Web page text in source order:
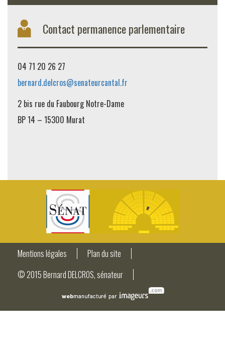
Contact permanence parlementaire
04 71 20 26 27
bernard.delcros@senateurcantal.fr
2 bis rue du Faubourg Notre-Dame
BP 14 – 15300 Murat
Mentions légales
Plan du site
© 2015 Bernard DELCROS, sénateur